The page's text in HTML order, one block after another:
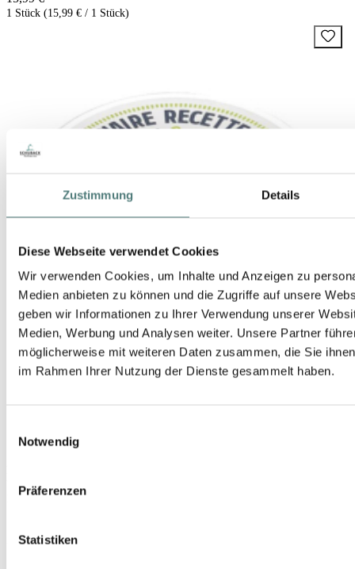
Zustimmung Details
Diese Webseite verwendet Cookies
Wir verwenden Cookies, um Inhalte und Anzeigen zu
Medien anbieten zu können und die Zugriffe auf unsere
geben wir Informationen zu Ihrer Verwendung unserer
Medien, Werbung und Analysen weiter. Unsere Partner
möglicherweise mit weiteren Daten zusammen, die Sie
im Rahmen Ihrer Nutzung der Dienste gesammelt haben.
Notwendig
Präferenzen
Statistiken
1 Stück (15,99 € / 1 Stück)
Verbene Creme-Deo
Deo Cream
50 g (39,98 € / 100 g)